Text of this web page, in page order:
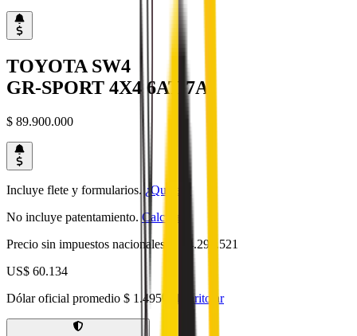
TOYOTA SW4
GR-SPORT 4X4 6AT 7A
$ 89.900.000
Incluye flete y formularios. ¿Qué es?
No incluye patentamiento. Calcular
Precio sin impuestos nacionales:
$ 74.297.521
US$ 60.134
Dólar oficial promedio $ 1.495 dolarito.ar